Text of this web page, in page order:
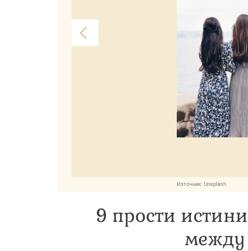
Източник: Unsplash
9 прости
между